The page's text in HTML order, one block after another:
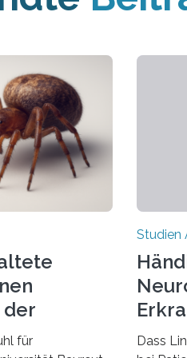
der
für
Studien
Dass